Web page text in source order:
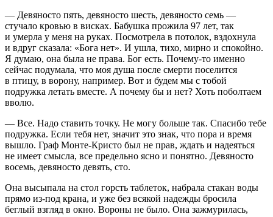
— Девяносто пять, девяносто шесть, девяносто семь —
стучало кровью в висках. Бабушка прожила 97 лет, так
и умерла у меня на руках. Посмотрела в потолок, вздохнула
и вдруг сказала: «Бога нет». И ушла, тихо, мирно и спокойно.
Я думаю, она была не права. Бог есть. Почему-то именно
сейчас подумала, что моя душа после смерти поселится
в птицу, в ворону, например. Вот и будем мы с тобой
подружка летать вместе. А почему бы и нет? Хоть поболтаем
вволю.
— Все. Надо ставить точку. Не могу больше так. Спасибо тебе
подружка. Если тебя нет, значит это знак, что пора и время
вышло. Граф Монте-Кристо был не прав, ждать и надеяться
не имеет смысла, все предельно ясно и понятно. Девяносто
восемь, девяносто девять, сто.
Она высыпала на стол горсть таблеток, набрала стакан воды
прямо из-под крана, и уже без всякой надежды бросила
беглый взгляд в окно. Вороны не было. Она зажмурилась,